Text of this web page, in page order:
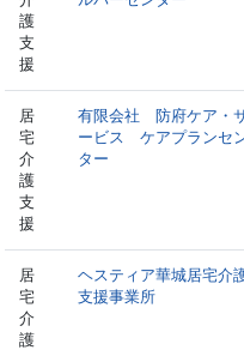
護
支
援
居
宅
介
護
支
援
有限会社 防府ケア・
ービス ケアプランセ
ター
居
宅
介
護
ヘスティア華城居宅介
支援事業所